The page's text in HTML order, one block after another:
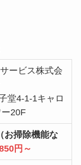
ービス株式会
堂4-1-1キャロ
20F
お掃除機能な
円～